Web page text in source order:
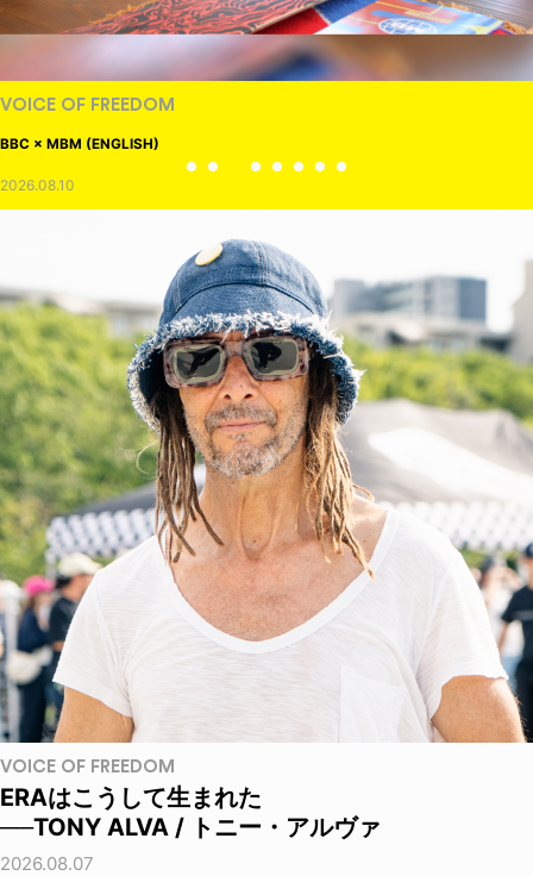
VOICE OF FREEDOM
BBC × MBM (ENGLISH)
2026.08.10
VOICE OF FREEDOM
ERAはこうして生まれた
──TONY ALVA / トニー・アルヴァ
2026.08.07